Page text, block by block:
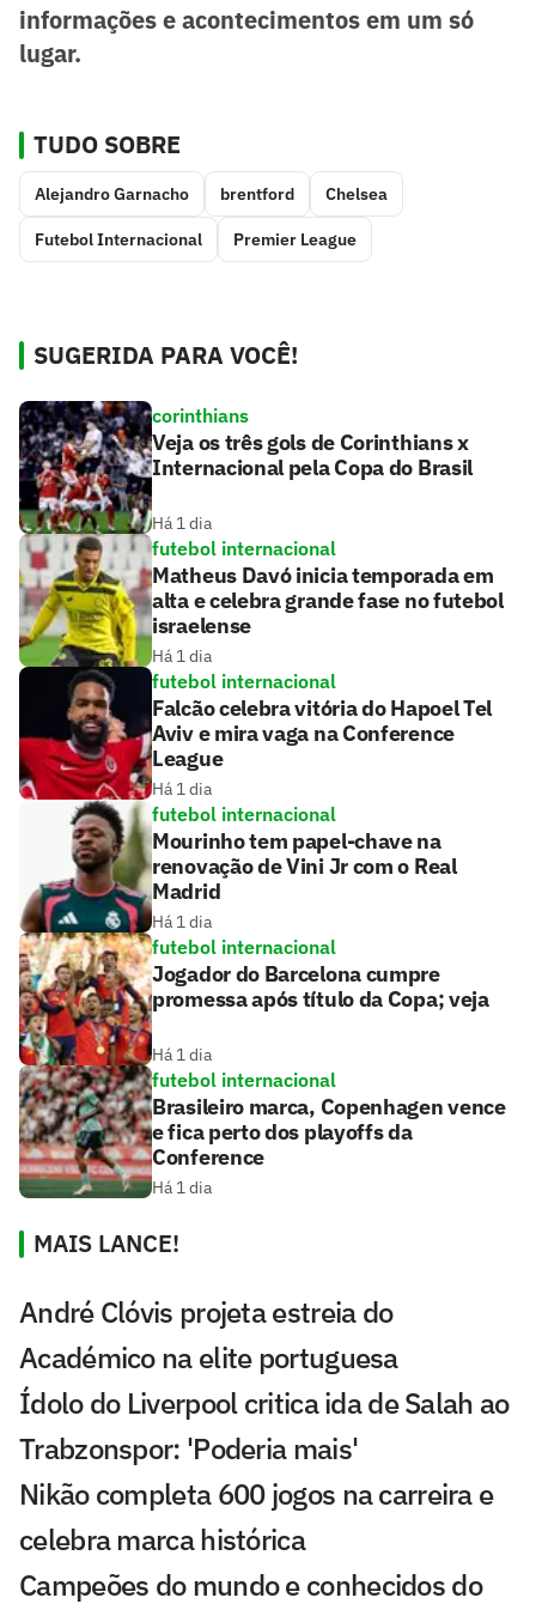
informações e acontecimentos em um só
lugar.
TUDO SOBRE
Alejandro Garnacho brentford Chelsea
Futebol Internacional Premier League
SUGERIDA PARA VOCÊ!
corinthians
Veja os três gols de Corinthians x
Internacional pela Copa do Brasil
Há 1 dia
futebol internacional
Matheus Davó inicia temporada em
alta e celebra grande fase no futebol
israelense
Há 1 dia
futebol internacional
Falcão celebra vitória do Hapoel Tel
Aviv e mira vaga na Conference
League
Há 1 dia
futebol internacional
Mourinho tem papel-chave na
renovação de Vini Jr com o Real
Madrid
Há 1 dia
futebol internacional
Jogador do Barcelona cumpre
promessa após título da Copa; veja
Há 1 dia
futebol internacional
Brasileiro marca, Copenhagen vence
e fica perto dos playoffs da
Conference
Há 1 dia
MAIS LANCE!
André Clóvis projeta estreia do
Académico na elite portuguesa
Ídolo do Liverpool critica ida de Salah ao
Trabzonspor: 'Poderia mais'
Nikão completa 600 jogos na carreira e
celebra marca histórica
Campeões do mundo e conhecidos do